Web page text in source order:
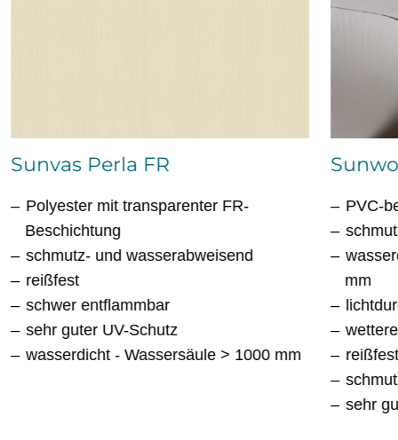
Sunvas Perla FR
Polyester mit transparenter FR-
Beschichtung
schmutz- und wasserabweisend
reißfest
schwer entflammbar
sehr guter UV-Schutz
wasserdicht - Wassersäule > 1000 mm
PVC-
mm
sehr